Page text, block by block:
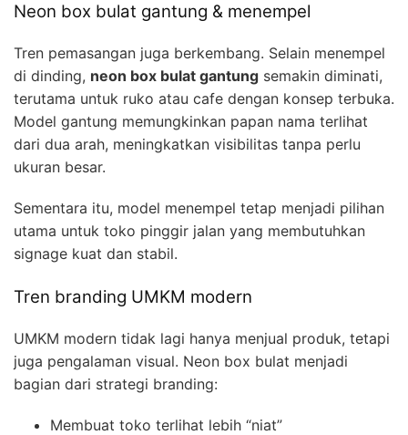
Neon box bulat gantung & menempel
Tren pemasangan juga berkembang. Selain menempel
di dinding, neon box bulat gantung semakin diminati,
terutama untuk ruko atau cafe dengan konsep terbuka.
Model gantung memungkinkan papan nama terlihat
dari dua arah, meningkatkan visibilitas tanpa perlu
ukuran besar.
Sementara itu, model menempel tetap menjadi pilihan
utama untuk toko pinggir jalan yang membutuhkan
signage kuat dan stabil.
Tren branding UMKM modern
UMKM modern tidak lagi hanya menjual produk, tetapi
juga pengalaman visual. Neon box bulat menjadi
bagian dari strategi branding:
Membuat toko terlihat lebih “niat”